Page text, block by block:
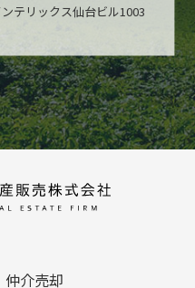
テリックス仙台ビル1003
仲介売却